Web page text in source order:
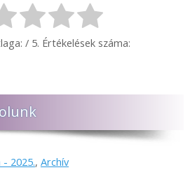
/ 5. Értékelések száma:
2025., Archív